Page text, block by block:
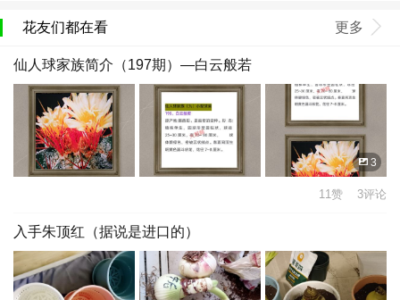
花友们都在看 更多
仙人球家族简介（197期）—白云般若
3
11赞 3评论
入手朱顶红（据说是进口的）